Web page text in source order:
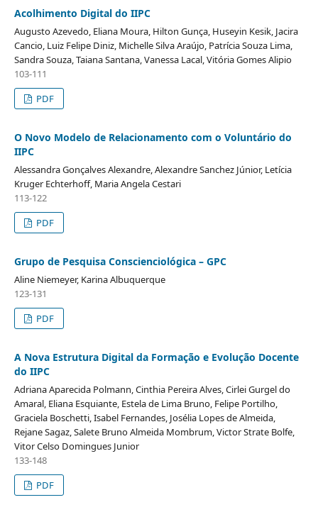
Acolhimento Digital do IIPC
Augusto Azevedo, Eliana Moura, Hilton Gunça, Huseyin Kesik, Jacira
Cancio, Luiz Felipe Diniz, Michelle Silva Araújo, Patrícia Souza Lima,
Sandra Souza, Taiana Santana, Vanessa Lacal, Vitória Gomes Alipio
103-111
PDF
O Novo Modelo de Relacionamento com o Voluntário do
IIPC
Alessandra Gonçalves Alexandre, Alexandre Sanchez Júnior, Letícia
Kruger Echterhoff, Maria Angela Cestari
113-122
PDF
Grupo de Pesquisa Conscienciológica – GPC
Aline Niemeyer, Karina Albuquerque
123-131
PDF
A Nova Estrutura Digital da Formação e Evolução Docente
do IIPC
Adriana Aparecida Polmann, Cinthia Pereira Alves, Cirlei Gurgel do
Amaral, Eliana Esquiante, Estela de Lima Bruno, Felipe Portilho,
Graciela Boschetti, Isabel Fernandes, Josélia Lopes de Almeida,
Rejane Sagaz, Salete Bruno Almeida Mombrum, Victor Strate Bolfe,
Vitor Celso Domingues Junior
133-148
PDF